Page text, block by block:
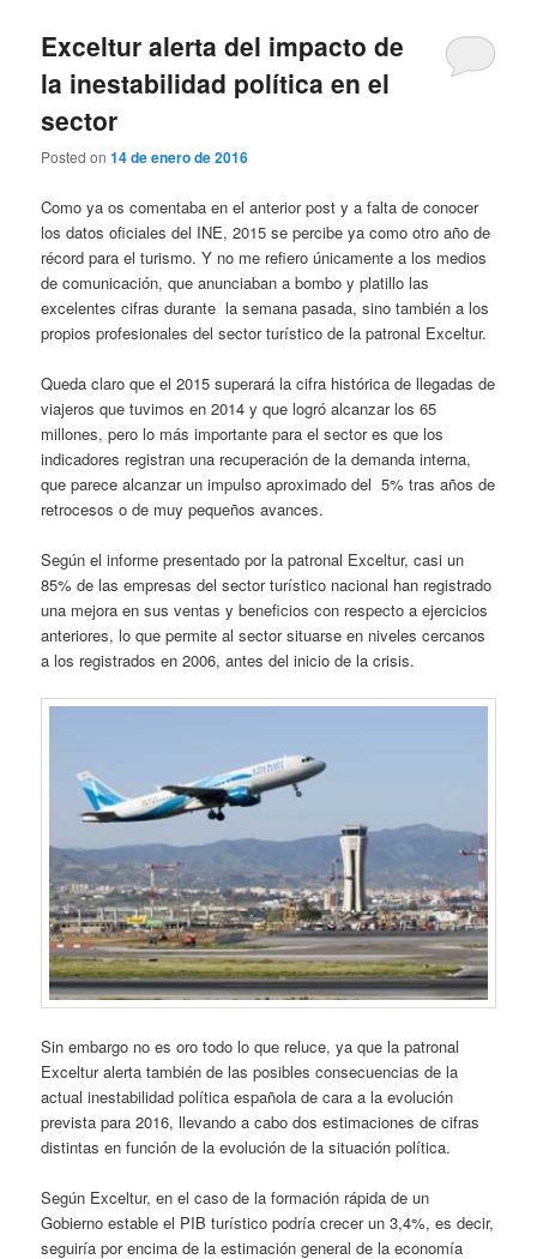
Exceltur alerta del impacto de
la inestabilidad política en el
sector
Posted on14 de enero de 2016
Como ya os comentaba en el anterior post y a falta de conocer
los datos oficiales del INE, 2015 se percibe ya como otro año de
récord para el turismo. Y no me refiero únicamente a los medios
de comunicación, que anunciaban a bombo y platillo las
excelentes cifras durante la semana pasada, sino también a los
propios profesionales del sector turístico de la patronal Exceltur.
Queda claro que el 2015 superará la cifra histórica de llegadas de
viajeros que tuvimos en 2014 y que logró alcanzar los 65
millones, pero lo más importante para el sector es que los
indicadores registran una recuperación de la demanda interna,
que parece alcanzar un impulso aproximado del 5% tras años de
retrocesos o de muy pequeños avances.
Según el informe presentado por la patronal Exceltur, casi un
85% de las empresas del sector turístico nacional han registrado
una mejora en sus ventas y beneficios con respecto a ejercicios
anteriores, lo que permite al sector situarse en niveles cercanos
a los registrados en 2006, antes del inicio de la crisis.
Sin embargo no es oro todo lo que reluce, ya que la patronal
Exceltur alerta también de las posibles consecuencias de la
actual inestabilidad política española de cara a la evolución
prevista para 2016, llevando a cabo dos estimaciones de cifras
distintas en función de la evolución de la situación política.
Según Exceltur, en el caso de la formación rápida de un
Gobierno estable el PIB turístico podría crecer un 3,4%, es decir,
seguiría por encima de la estimación general de la economía